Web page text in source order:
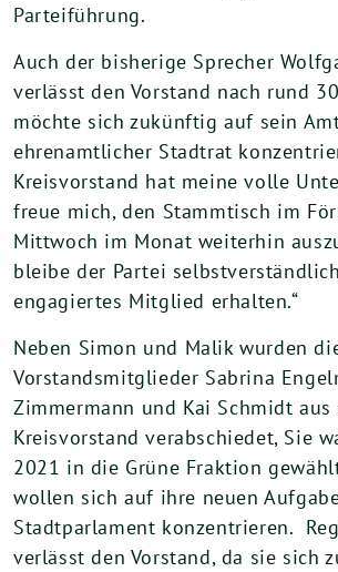
Parteiführung.
Auch der bisherige Sprecher
verlässt den Vorstand nach rund
möchte sich zukünftig auf sein
ehrenamtlicher Stadtrat
Kreisvorstand hat meine volle
freue mich, den Stammtisch im
Mittwoch im Monat weiterhin
bleibe der Partei
engagiertes Mitglied erhalten.“
Neben Simon und Malik wurden
Vorstandsmitglieder Sabrina
Zimmermann und Kai Schmidt aus
Kreisvorstand verabschiedet, Sie
2021 in die Grüne Fraktion
wollen sich auf ihre neuen
Stadtparlament konzentrieren.
verlässt den Vorstand, da sie sich